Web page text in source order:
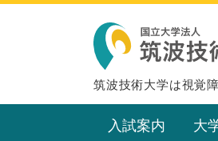
筑波技術大学は視覚
入試案内 大